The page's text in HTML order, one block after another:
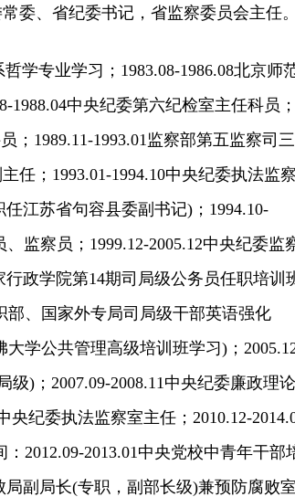
、省纪委书记，省监察委员会主任。
学专业学习；1983.08-1986.08北京师
中央纪委第六纪检室主任科员；
；1989.11-1993.01监察部第五监察司三
任；1993.01-1994.10中央纪委执法监察
江苏省句容县委副书记)；1994.10-
监察员；1999.12-2005.12中央纪委监
行政学院第14期司局级公务员任职培训
部、国家外专局司局级干部英语强化
大学公共管理高级培训班学习)；
)；2007.09-2008.11中央纪委廉政理论
央纪委执法监察室主任；2010.12-
2012.09-2013.01中央党校中青年干部
局副局长(专职，副部长级)兼预防腐败室